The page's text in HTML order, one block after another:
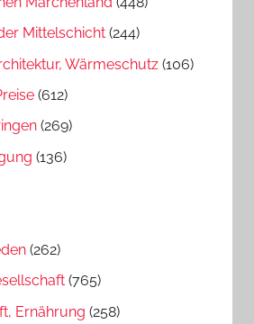
Mittelschicht (244)
Wärmeschutz (106)
(612)
(269)
(136)
(262)
(765)
Ernährung (258)